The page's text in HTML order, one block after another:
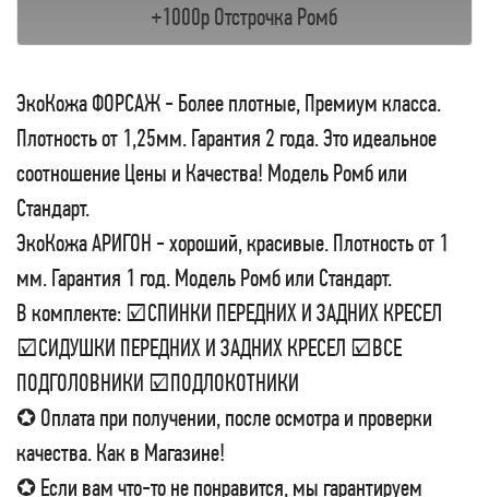
+1000р Отстрочка Ромб
ЭкоКожа ФОРСАЖ - Более плотные, Премиум класса.
Плотность от 1,25мм. Гарантия 2 года. Это идеальное
соотношение Цены и Качества! Модель Ромб или
Стандарт.
ЭкоКожа АРИГОН - хороший, красивые. Плотность от 1
мм. Гарантия 1 год. Модель Ромб или Стандарт.
В комплекте: ☑СПИНКИ ПЕРЕДНИХ И ЗАДНИХ КРЕСЕЛ
☑СИДУШКИ ПЕРЕДНИХ И ЗАДНИХ КРЕСЕЛ ☑ВСЕ
ПОДГОЛОВНИКИ ☑ПОДЛОКОТНИКИ
✪ Оплата при получении, после осмотра и проверки
качества. Как в Магазине!
✪ Если вам что-то не понравится, мы гарантируем